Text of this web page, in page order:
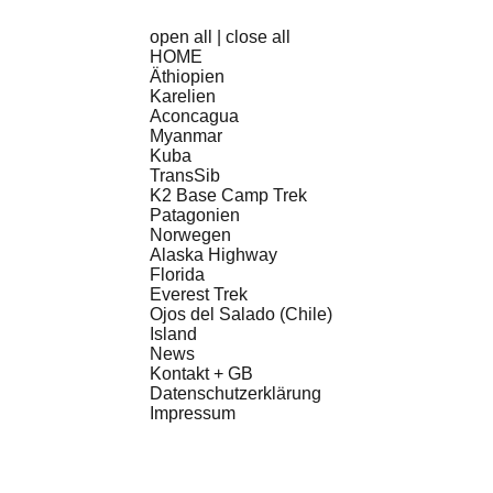
open all
close all
HOME
Äthiopien
Karelien
Aconcagua
Myanmar
Kuba
TransSib
K2 Base Camp Trek
Patagonien
Norwegen
Alaska Highway
Florida
Everest Trek
Ojos del Salado (Chile)
Island
News
Kontakt + GB
Datenschutzerklärung
Impressum